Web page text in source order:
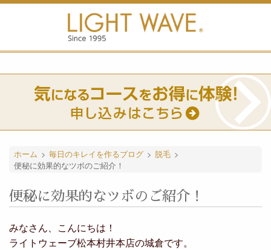
ホーム > 毎日のキレイを作るブログ > 脱毛 >
便秘に効果的なツボのご紹介！
便秘に効果的なツボのご紹介！
みなさん、こんにちは！
ライトウェーブ松本村井本店の城倉です。